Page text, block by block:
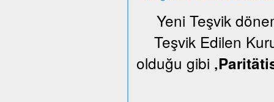
Yeni Teşvik
Teşvik Edilen
olduğu gibi